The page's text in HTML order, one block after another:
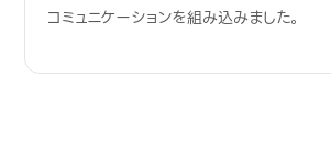
コミュニケーションを組み込みました。